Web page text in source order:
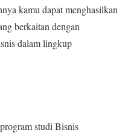
kamu dapat menghasilkan
berkaitan dengan
dalam lingkup
studi Bisnis